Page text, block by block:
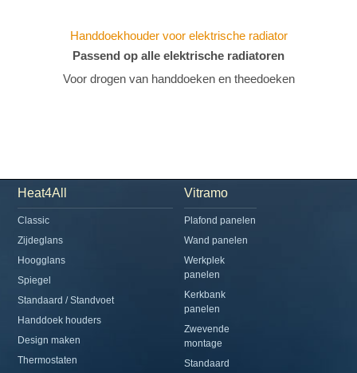
Handdoekhouder voor elektrische radiator
Passend op alle elektrische radiatoren
Voor drogen van handdoeken en theedoeken
Heat4All
Classic
Zijdeglans
Hoogglans
Spiegel
Standaard / Standvoet
Handdoek houders
Design maken
Thermostaten
Vitramo
Plafond panelen
Wand panelen
Werkplek
panelen
Kerkbank
panelen
Zwevende
montage
Standaard